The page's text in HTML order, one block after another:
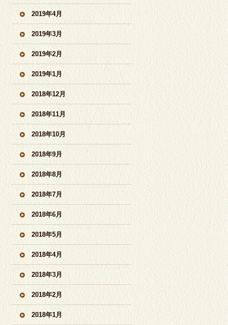
2019年4月
2019年3月
2019年2月
2019年1月
2018年12月
2018年11月
2018年10月
2018年9月
2018年8月
2018年7月
2018年6月
2018年5月
2018年4月
2018年3月
2018年2月
2018年1月